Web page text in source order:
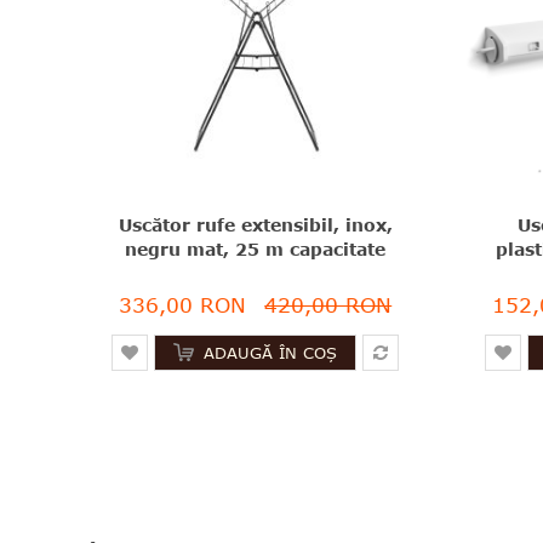
Uscător rufe extensibil, inox,
negru mat, 25 m capacitate
8710755403460
336,00 RON 420,00 RON
ADAUGĂ ÎN COȘ